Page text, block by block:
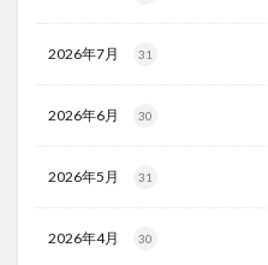
2026年7月 31
2026年6月 30
2026年5月 31
2026年4月 30